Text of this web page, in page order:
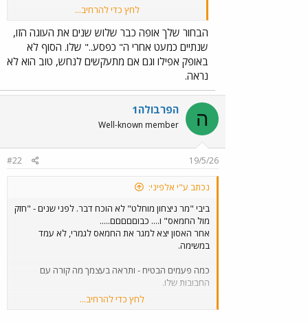
לצווח באמצע הכנת העוגה 'אבל המטבח לא מסודר'
זה נחמד, אבל לא באמת רציני. בכל אופן, לא לאנשים
ישרים והגונים.
לחץ כדי להרחיב...
הבחור שלך אופה כבר שלוש שנים את העוגה הזו,
שנתיים כמעט אחרי ה" כפסע.." שלו. הסוף לא
באופק אפילו וגם אם מתעקשים לנחש, טוב הוא לא
נראה.
ה הפרבולה1
Well-known member
19/5/26
#22
נכתב ע"י אלפיני:
ביבי "מר ניצחון מוחלט" לא הוכח דבר. לפני שנים - "חזק
מול החמאס" ו.... כבוםםםםם.....
אחר האסון יצא למגר את החמאס לגמרי, לא עמד
במשימה.
כמה פעמים הבטיח - ותראה בעצמך מה קורה עם
החבובות שלו.
לחץ כדי להרחיב...